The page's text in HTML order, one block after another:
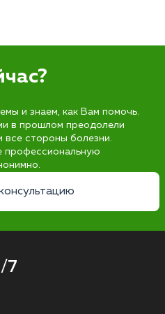
и знаем, как Вам помочь.
в прошлом преодолели
все стороны болезни.
профессиональную
7